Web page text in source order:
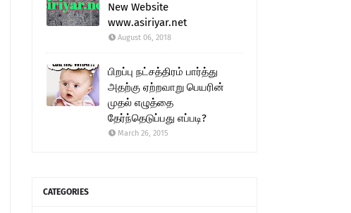
New Website
www.asiriyar.net
August 06, 2018
பிறப்பு நட்சத்திரம் பார்த்து
அதற்கு ஏற்றவாறு பெயரின்
முதல் எழுத்தை
தேர்ந்தெடுப்பது எப்படி?
March 26, 2015
CATEGORIES